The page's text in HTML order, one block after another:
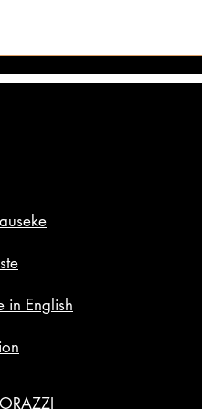
Mirri: Ava – rivoakin
bonuskuvat!
in English